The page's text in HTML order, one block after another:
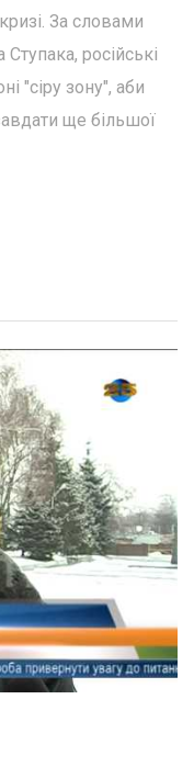
За словами
російські
"сіру зону", аби
ще більшої